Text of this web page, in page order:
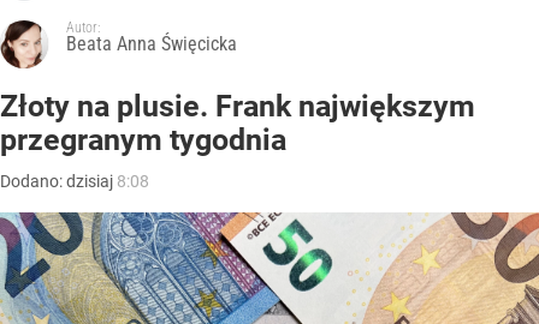
Autor:
Beata Anna Święcicka
Złoty na plusie. Frank największym
przegranym tygodnia
Dodano:dzisiaj 8:08